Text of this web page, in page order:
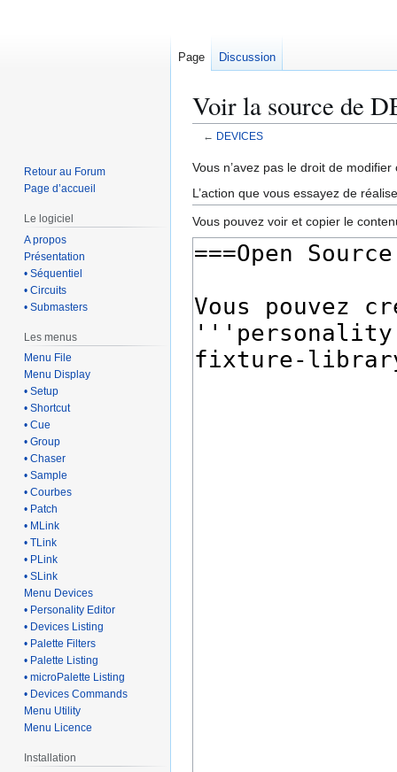
Voir la source de
← DEVICES
Aller
à
la
navigation
Aller
à
la
recherche
Vous n’avez pas le droit de
L’action que vous essayez de
Vous pouvez voir et copier le
Page Discussion
Retour au Forum
Page d’accueil
Le logiciel
A propos
Présentation
• Séquentiel
• Circuits
• Submasters
Les menus
Menu File
Menu Display
• Setup
• Shortcut
• Cue
• Group
• Chaser
• Sample
• Courbes
• Patch
• MLink
• TLink
• PLink
• SLink
Menu Devices
• Personality Editor
• Devices Listing
• Palette Filters
• Palette Listing
• microPalette Listing
• Devices Commands
Menu Utility
Menu Licence
Installation